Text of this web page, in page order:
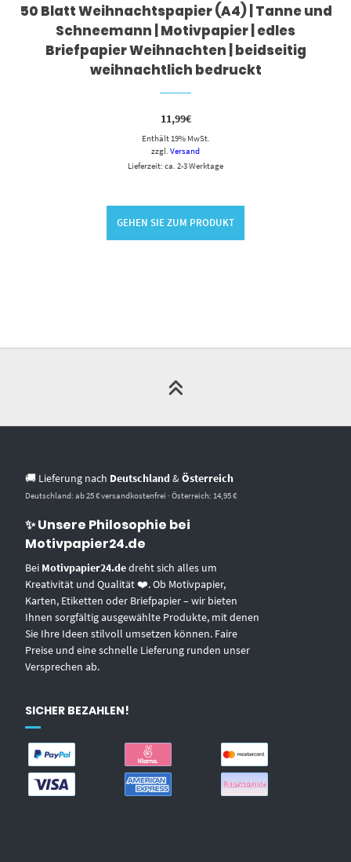
50 Blatt Weihnachtspapier (A4) | Tanne und
Schneemann | Motivpapier | edles
Briefpapier Weihnachten | beidseitig
weihnachtlich bedruckt
11,99€
Enthält 19% MwSt.
zzgl. Versand
Lieferzeit: ca. 2-3 Werktage
GEHEN SIE ZUM PRODUKT
🚚 Lieferung nach Deutschland &Österreich
Deutschland: ab 25 € versandkostenfrei · Österreich: 14,95 €
✨ Unsere Philosophie bei
Motivpapier24.de
Bei Motivpapier24.dedreht sich alles um
Kreativität und Qualität ❤️. Ob Motivpapier,
Karten, Etiketten oder Briefpapier – wir bieten
Ihnen sorgfältig ausgewählte Produkte, mit denen
Sie Ihre Ideen stilvoll umsetzen können. Faire
Preise und eine schnelle Lieferung runden unser
Versprechen ab.
SICHER BEZAHLEN!